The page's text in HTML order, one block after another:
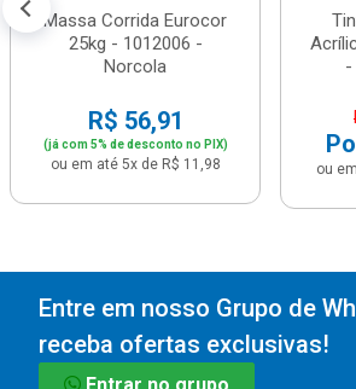
Massa Corrida Eurocor
25kg - 1012006 -
Norcola
R$ 56,91
(já com 5% de desconto no PIX)
ou em até 5x de R$ 11,98
-
ou
Entre em nosso Grupo de
receba ofertas exclusivas!